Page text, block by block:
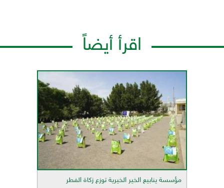
اقرأ أيضاً
مؤسسة ينابيع الخير الخيرية توزع زكاة الفطر